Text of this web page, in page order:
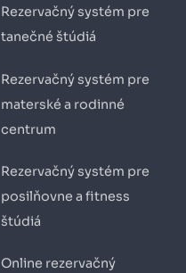
Rezervačný systém pre
tanečné štúdiá
Rezervačný systém pre
materské a rodinné
centrum
Rezervačný systém pre
posilňovne a fitness
štúdiá
Online rezervačný